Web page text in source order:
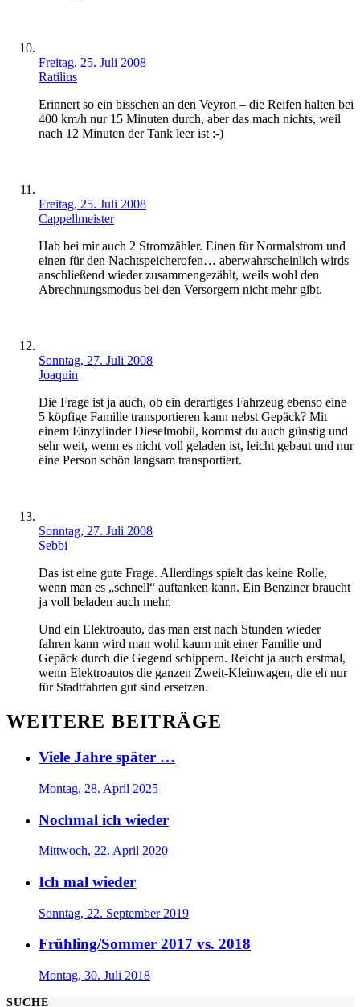
Freitag, 25. Juli 2008
Ratilius
Erinnert so ein bisschen an den Veyron – die Reifen halten bei
400 km/h nur 15 Minuten durch, aber das mach nichts, weil
nach 12 Minuten der Tank leer ist :-)
Freitag, 25. Juli 2008
Cappellmeister
Hab bei mir auch 2 Stromzähler. Einen für Normalstrom und
einen für den Nachtspeicherofen… aberwahrscheinlich wirds
anschließend wieder zusammengezählt, weils wohl den
Abrechnungsmodus bei den Versorgern nicht mehr gibt.
Sonntag, 27. Juli 2008
Joaquin
Die Frage ist ja auch, ob ein derartiges Fahrzeug ebenso eine
5 köpfige Familie transportieren kann nebst Gepäck? Mit
einem Einzylinder Dieselmobil, kommst du auch günstig und
sehr weit, wenn es nicht voll geladen ist, leicht gebaut und nur
eine Person schön langsam transportiert.
Sonntag, 27. Juli 2008
Sebbi
Das ist eine gute Frage. Allerdings spielt das keine Rolle,
wenn man es „schnell“ auftanken kann. Ein Benziner braucht
ja voll beladen auch mehr.
Und ein Elektroauto, das man erst nach Stunden wieder
fahren kann wird man wohl kaum mit einer Familie und
Gepäck durch die Gegend schippern. Reicht ja auch erstmal,
wenn Elektroautos die ganzen Zweit-Kleinwagen, die eh nur
für Stadtfahrten gut sind ersetzen.
WEITERE BEITRÄGE
Viele Jahre später …
Montag, 28. April 2025
Nochmal ich wieder
Mittwoch, 22. April 2020
Ich mal wieder
Sonntag, 22. September 2019
Frühling/Sommer 2017 vs. 2018
Montag, 30. Juli 2018
SUCHE